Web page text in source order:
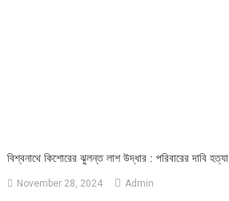
বিশ্বনাথে কিশোরের ঝুলন্ত লাশ উদ্ধার : পরিবারের দাবি হত্যা
November 28, 2024 Admin